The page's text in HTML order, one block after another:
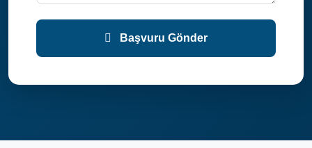
Başvuru Gönder